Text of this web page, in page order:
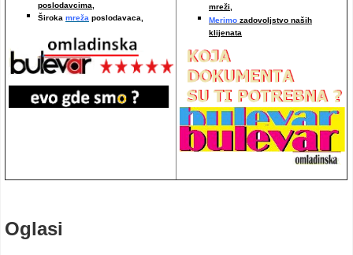
poslodavcima,
Široka mreža poslodavaca,
mreži,
Merimo zadovoljstvo naših
klijenata
Oglasi